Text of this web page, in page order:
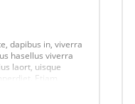
dapibus in, viverra
hasellus viverra
laort, uisque
Etiam
urabitur.